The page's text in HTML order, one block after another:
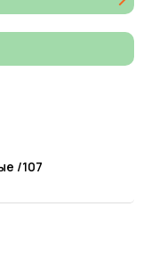
/107